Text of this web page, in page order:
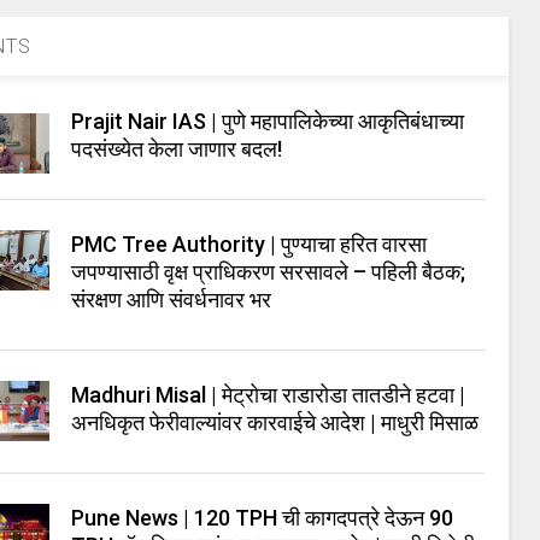
Prajit Nair IAS | पुणे महापालिकेच्या आकृतिबंधाच्या
पदसंख्येत केला जाणार बदल!
PMC Tree Authority | पुण्याचा हरित वारसा
जपण्यासाठी वृक्ष प्राधिकरण सरसावले – पहिली बैठक;
संरक्षण आणि संवर्धनावर भर
Madhuri Misal | मेट्रोचा राडारोडा तातडीने हटवा |
अनधिकृत फेरीवाल्यांवर कारवाईचे आदेश | माधुरी मिसाळ
Pune News | 120 TPH ची कागदपत्रे देऊन 90